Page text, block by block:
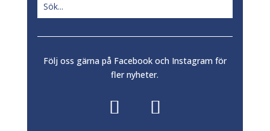
Följ oss gärna på Facebook och Instagram för
fler nyheter.